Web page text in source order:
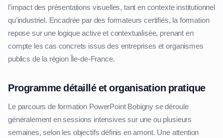
l'impact des présentations visuelles, tant en contexte institutionnel
qu'industriel. Encadrée par des formateurs certifiés, la formation
repose sur une logique active et contextualisée, prenant en
compte les cas concrets issus des entreprises et organismes
publics de la région Île-de-France.
Programme détaillé et organisation pratique
Le parcours de formation PowerPoint Bobigny se déroule
généralement en sessions intensives sur une ou plusieurs
semaines, selon les objectifs définis en amont. Une attention